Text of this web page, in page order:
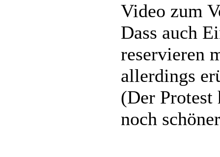
Video zum
Dass auch
reservieren
allerdings
(Der Protest
noch